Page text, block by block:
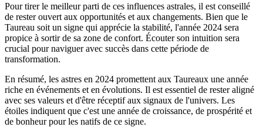
Pour tirer le meilleur parti de ces influences astrales, il est conseillé
de rester ouvert aux opportunités et aux changements. Bien que le
Taureau soit un signe qui apprécie la stabilité, l'année 2024 sera
propice à sortir de sa zone de confort. Écouter son intuition sera
crucial pour naviguer avec succès dans cette période de
transformation.
En résumé, les astres en 2024 promettent aux Taureaux une année
riche en événements et en évolutions. Il est essentiel de rester aligné
avec ses valeurs et d'être réceptif aux signaux de l'univers. Les
étoiles indiquent que c'est une année de croissance, de prospérité et
de bonheur pour les natifs de ce signe.